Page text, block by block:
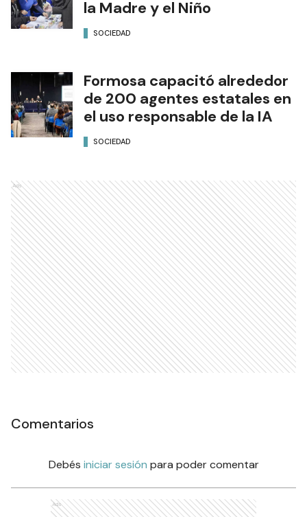
la Madre y el Niño
SOCIEDAD
Formosa capacitó alrededor
de 200 agentes estatales en
el uso responsable de la IA
SOCIEDAD
Ads
Comentarios
Debés iniciar sesión para poder comentar
Ads